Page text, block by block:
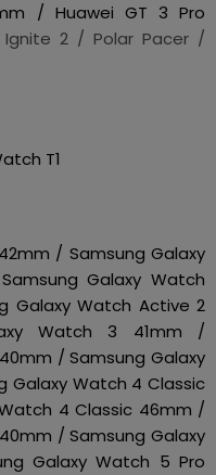
/ Huawei GT 3 Pro
2 / Polar Pacer /
T1
/ Samsung Galaxy
Galaxy Watch
Galaxy Watch Active 2
Watch 3 41mm /
/ Samsung Galaxy
Galaxy Watch 4 Classic
4 Classic 46mm /
/ Samsung Galaxy
Galaxy Watch 5 Pro